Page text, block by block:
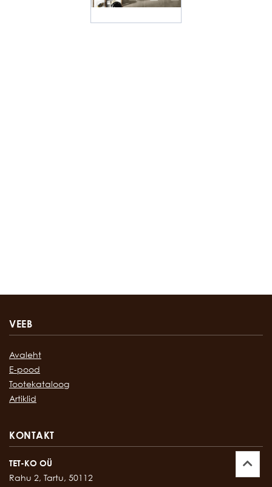
VEEB
Avaleht
E-pood
Tootekataloog
Artiklid
KONTAKT
TET-KO OÜ
Rahu 2, Tartu, 50112